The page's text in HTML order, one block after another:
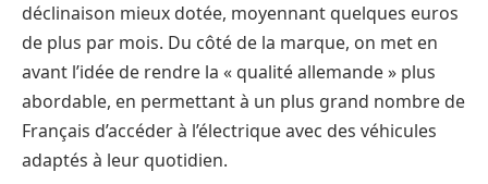
déclinaison mieux dotée, moyennant quelques euros
de plus par mois. Du côté de la marque, on met en
avant l’idée de rendre la « qualité allemande » plus
abordable, en permettant à un plus grand nombre de
Français d’accéder à l’électrique avec des véhicules
adaptés à leur quotidien.